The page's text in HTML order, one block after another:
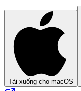
Tải xuống cho macOS